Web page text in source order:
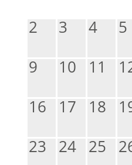
2
3 4 5
9
10 11
16
17 18
23
24 25